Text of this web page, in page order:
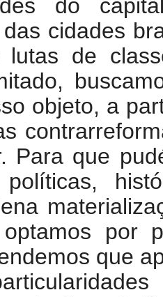
do
cidades
de
objeto, a
Para que
políticas,
optamos por
que